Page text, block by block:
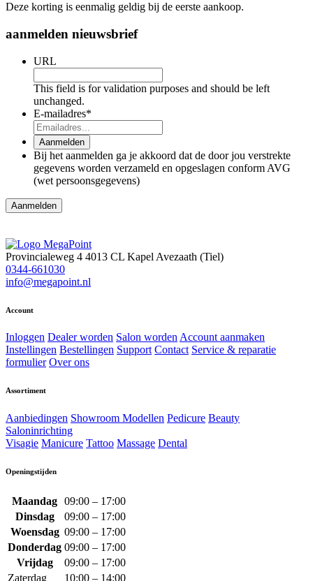
Deze korting is eenmalig geldig bij de eerste aankoop.
aanmelden nieuwsbrief
URL
This field is for validation purposes and should be left
unchanged.
E-mailadres*
Aanmelden
Bij het aanmelden ga je akkoord dat de door jou verstrekte
gegevens worden verzameld en opgeslagen conform AVG
(wet persoonsgegevens)
Aanmelden
Provincialeweg 4 4013 CL Kapel Avezaath (Tiel)
0344-661030
info@megapoint.nl
Account
Inloggen Dealer worden Salon wordenAccount aanmaken
Instellingen Bestellingen Support Contact Service & reparatie
formulier Over ons
Assortiment
Aanbiedingen Showroom Modellen Pedicure Beauty
Saloninrichting
Visagie Manicure Tattoo Massage Dental
Openingstijden
Maandag 09:00 – 17:00
Dinsdag
09:00 – 17:00
Woensdag 09:00 – 17:00
Donderdag 09:00 – 17:00
Vrijdag
09:00 – 17:00
Zaterdag
10:00 – 14:00